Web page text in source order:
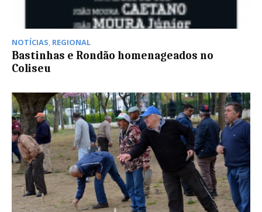
NOTÍCIAS, REGIONAL
Bastinhas e Rondão homenageados no
Coliseu